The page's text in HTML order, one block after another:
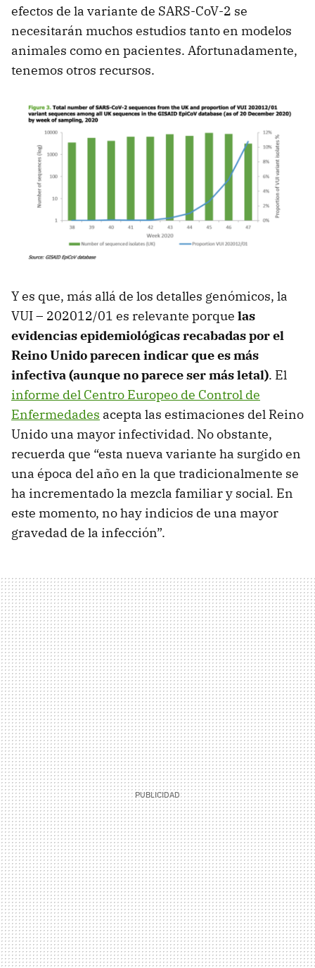
efectos de la variante de SARS-CoV-2 se
necesitarán muchos estudios tanto en modelos
animales como en pacientes. Afortunadamente,
tenemos otros recursos.
Y es que, más allá de los detalles genómicos, la
VUI – 202012/01 es relevante porque las
evidencias epidemiológicas recabadas por el
Reino Unido parecen indicar que es más
infectiva (aunque no parece ser más letal). El
informe del Centro Europeo de Control de
Enfermedades acepta las estimaciones del Reino
Unido una mayor infectividad. No obstante,
recuerda que “esta nueva variante ha surgido en
una época del año en la que tradicionalmente se
ha incrementado la mezcla familiar y social. En
este momento, no hay indicios de una mayor
gravedad de la infección”.